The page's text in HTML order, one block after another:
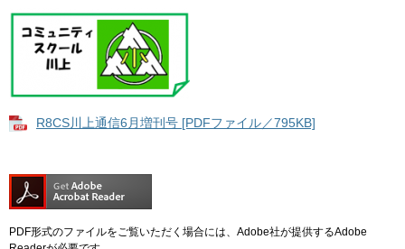
R8CS川上通信6月増刊号 [PDFファイル／795KB]
PDF形式のファイルをご覧いただく場合には、Adobe社が提供するAdobe